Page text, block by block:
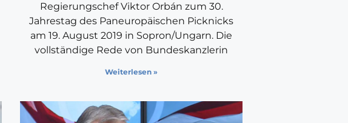
Regierungschef Viktor Orbán zum 30.
Jahrestag des Paneuropäischen Picknicks
am 19. August 2019 in Sopron/Ungarn. Die
vollständige Rede von Bundeskanzlerin
Weiterlesen »